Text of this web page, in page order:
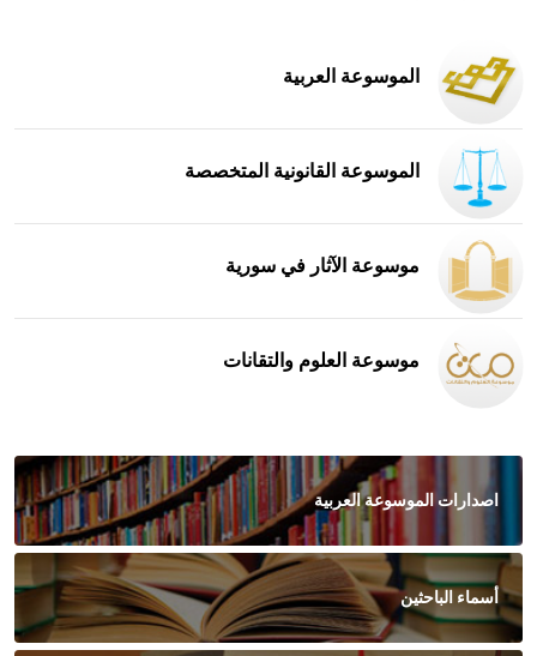
الموسوعة العربية
الموسوعة القانونية المتخصصة
موسوعة الآثار في سورية
موسوعة العلوم والتقانات
اصدارات الموسوعة العربية
أسماء الباحثين